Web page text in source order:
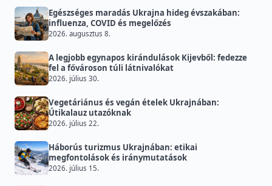
Egészséges maradás Ukrajna hideg évszakában:
influenza, COVID és megelőzés
2026. augusztus 8.
A legjobb egynapos kirándulások Kijevből: fedezze
fel a fővároson túli látnivalókat
2026. július 30.
Vegetáriánus és vegán ételek Ukrajnában:
Útikalauz utazóknak
2026. július 22.
Háborús turizmus Ukrajnában: etikai
megfontolások és iránymutatások
2026. július 15.